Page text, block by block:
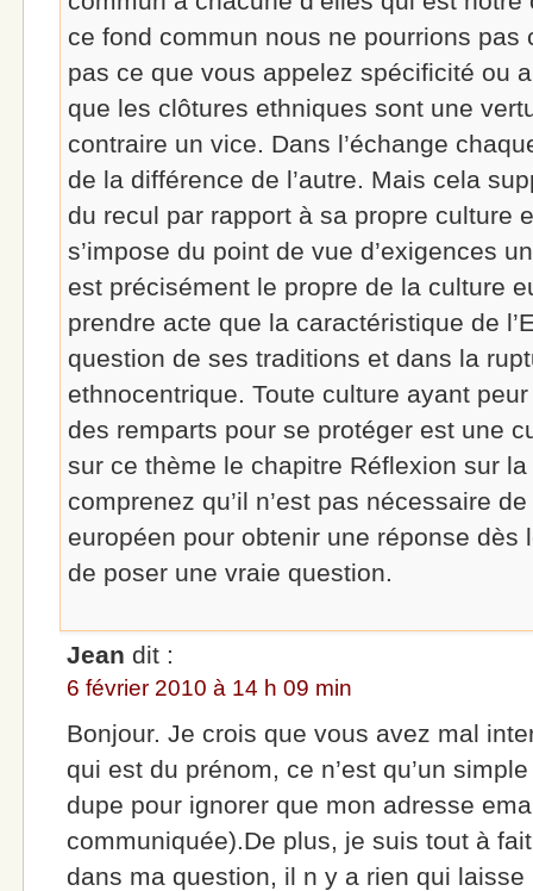
ce fond commun nous ne pourrions pas
pas ce que vous appelez spécificité ou
que les clôtures ethniques sont une
contraire un vice. Dans l’échange
de la différence de l’autre. Mais cela
du recul par rapport à sa propre culture
s’impose du point de vue d’exigences
est précisément le propre de la culture
prendre acte que la caractéristique de
question de ses traditions et dans la
ethnocentrique. Toute culture ayant
des remparts pour se protéger est une
sur ce thème le chapitre Réflexion sur
comprenez qu’il n’est pas nécessaire
européen pour obtenir une réponse dès
de poser une vraie question.
Jean dit :
6 février 2010 à 14 h 09 min
Bonjour. Je crois que vous avez mal
qui est du prénom, ce n’est qu’un
dupe pour ignorer que mon adresse
communiquée).De plus, je suis tout à
dans ma question, il n y a rien qui